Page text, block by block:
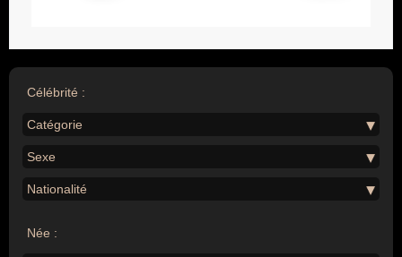
Célébrité :
Catégorie
Sexe
Nationalité
Née :